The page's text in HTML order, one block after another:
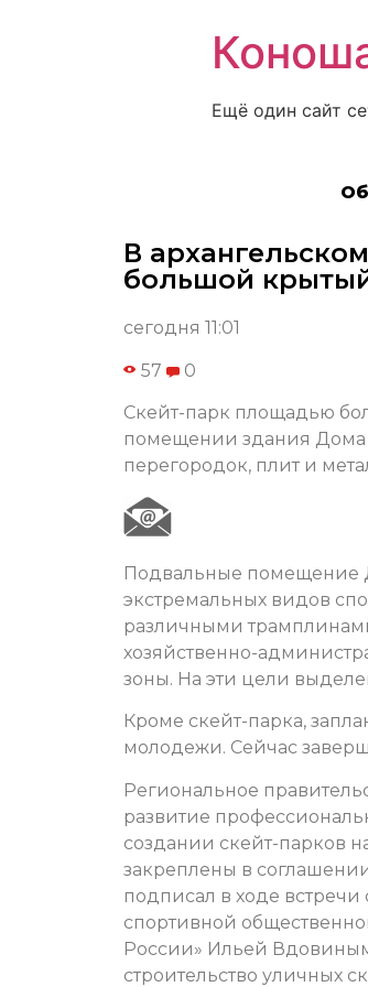
Ещё один сайт
В
большой
сегодня 11:01
57 0
Скейт-парк площадью
помещении здания Дома
перегородок, плит и
Подвальные помещение
экстремальных видов
различными
хозяйственно-
зоны. На эти цели
Кроме скейт-парка,
молодежи. Сейчас
Региональное
развитие
создании скейт-парков
закреплены в
подписал в ходе
спортивной
России» Ильей
строительство уличных